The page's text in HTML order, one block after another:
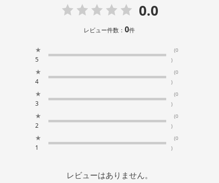
0.0
レビュー件数：0件
★
5
(0
)
★
4
(0
)
★
3
(0
)
★
2
(0
)
★
1
(0
)
レビューはありません。